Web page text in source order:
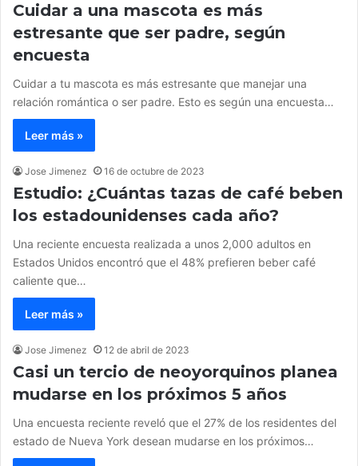
Cuidar a una mascota es más
estresante que ser padre, según
encuesta
Cuidar a tu mascota es más estresante que manejar una
relación romántica o ser padre. Esto es según una encuesta…
Leer más »
Jose Jimenez 16 de octubre de 2023
Estudio: ¿Cuántas tazas de café beben
los estadounidenses cada año?
Una reciente encuesta realizada a unos 2,000 adultos en
Estados Unidos encontró que el 48% prefieren beber café
caliente que…
Leer más »
Jose Jimenez 12 de abril de 2023
Casi un tercio de neoyorquinos planea
mudarse en los próximos 5 años
Una encuesta reciente reveló que el 27% de los residentes del
estado de Nueva York desean mudarse en los próximos…